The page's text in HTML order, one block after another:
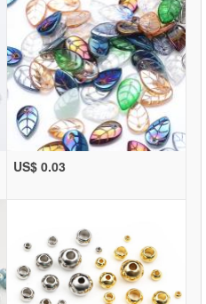
US$ 0.03